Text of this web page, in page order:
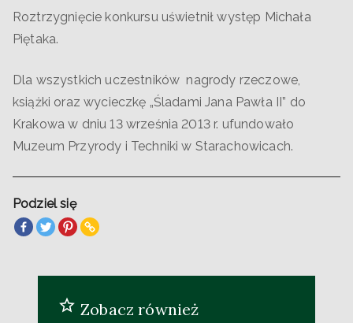
Roztrzygnięcie konkursu uświetnił występ Michała
Piętaka.
Dla wszystkich uczestników nagrody rzeczowe,
książki oraz wycieczkę „Śladami Jana Pawła II” do
Krakowa w dniu 13 września 2013 r. ufundowało
Muzeum Przyrody i Techniki w Starachowicach.
Podziel się
Zobacz również